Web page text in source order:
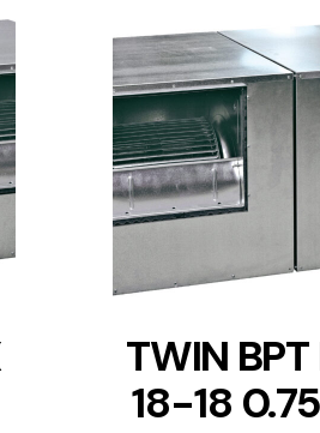
DETAILS
TWIN BPT
18-18